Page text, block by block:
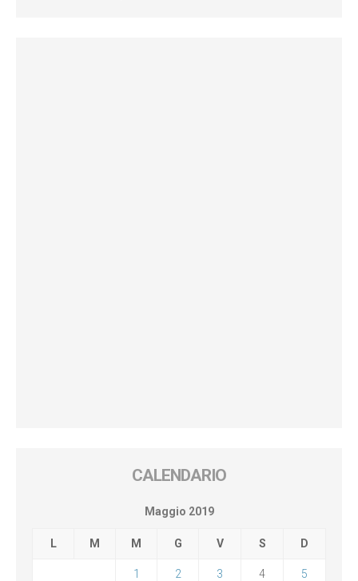
CALENDARIO
Maggio 2019
L M M G V S D
1 2 3 4 5